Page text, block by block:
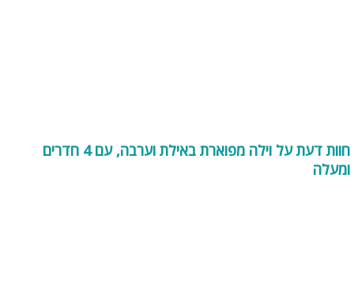
חוות דעת על וילה מפוארת באילת וערבה, עם 4 חדרים
ומעלה